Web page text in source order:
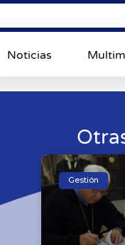
Noticias
Gestión